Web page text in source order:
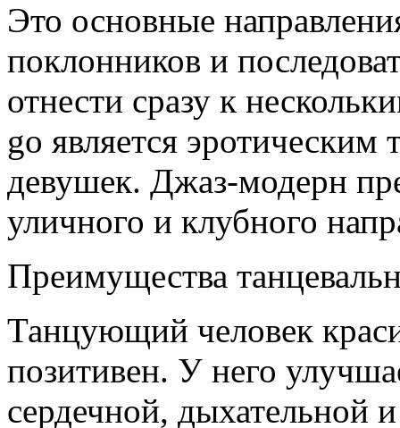
Это основные
поклонников и
отнести сразу к
go является
девушек. Джаз-модерн
уличного и клубного
Преимущества
Танцующий человек
позитивен. У него
сердечной, дыхательной